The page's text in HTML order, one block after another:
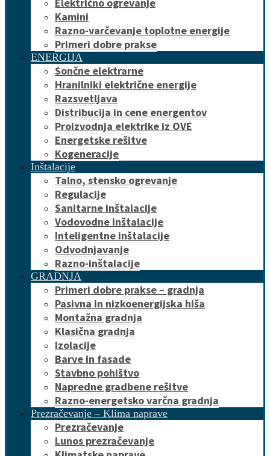
Kamini
Razno-varčevanje toplotne energije
Primeri dobre prakse
ENERGIJA
Sončne elektrarne
Hranilniki električne energije
Razsvetljava
Distribucija in cene energentov
Proizvodnja elektrike iz OVE
Energetske rešitve
Kogeneracije
Inštalacije
Talno, stensko ogrevanje
Regulacije
Sanitarne inštalacije
Vodovodne inštalacije
Inteligentne inštalacije
Odvodnjavanje
Razno-inštalacije
GRADNJA
Primeri dobre prakse – gradnja
Pasivna in nizkoenergijska hiša
Montažna gradnja
Klasična gradnja
Izolacije
Barve in fasade
Stavbno pohištvo
Napredne gradbene rešitve
Razno-energetsko varčna gradnja
Prezračevanje – Klima naprave
Prezračevanje
Lunos prezračevanje